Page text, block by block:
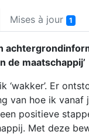
Mises à jour 1
de maatschappij’
‘wakker’. Er
van hoe ik vanaf
positieve
Met deze